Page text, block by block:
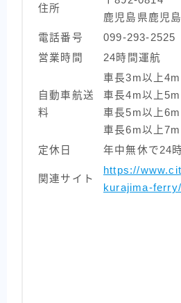
住所
鹿児島県鹿児
電話番号
099-293-2525
営業時間
24時間運航
自動車航送
料
車長3m以上
車長4m以上
車長5m以上
車長6m以上
定休日
年中無休で24
関連サイト
https://
kurajima-ferry/